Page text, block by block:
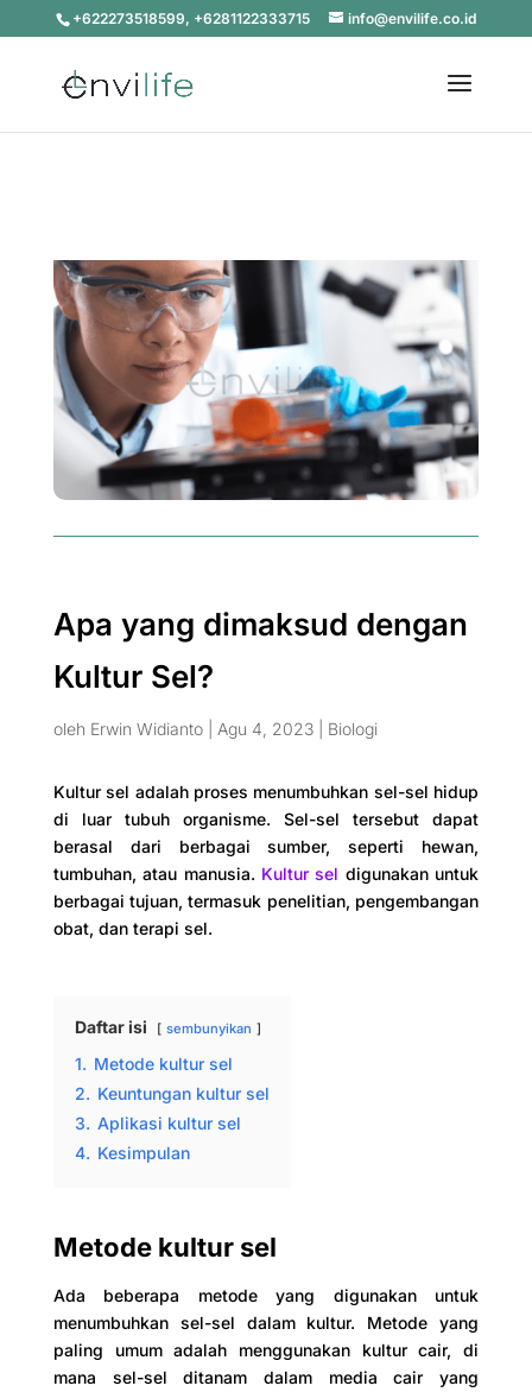
+622273518599, +6281122333715 info@envilife.co.id
Apa yang dimaksud dengan
Kultur Sel?
oleh Erwin Widianto| Agu 4, 2023| Biologi
Kultur sel adalah proses menumbuhkan sel-sel hidup
di luar tubuh organisme. Sel-sel tersebut dapat
berasal dari berbagai sumber, seperti hewan,
tumbuhan, atau manusia. Kultur sel digunakan untuk
berbagai tujuan, termasuk penelitian, pengembangan
obat, dan terapi sel.
Daftar isi sembunyikan
1. Metode kultur sel
2. Keuntungan kultur sel
3. Aplikasi kultur sel
4. Kesimpulan
Metode kultur sel
Ada beberapa metode yang digunakan untuk
menumbuhkan sel-sel dalam kultur. Metode yang
paling umum adalah menggunakan kultur cair, di
mana sel-sel ditanam dalam media cair yang